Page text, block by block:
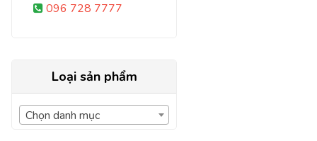
096 728 7777
Loại sản phẩm
Chọn danh mục